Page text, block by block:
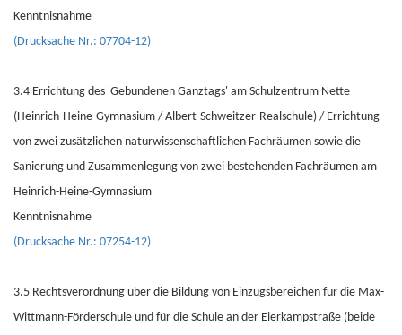
Kenntnisnahme
(Drucksache Nr.: 07704-12)
3.4 Errichtung des 'Gebundenen Ganztags' am Schulzentrum Nette
(Heinrich-Heine-Gymnasium / Albert-Schweitzer-Realschule) / Errichtung
von zwei zusätzlichen naturwissenschaftlichen Fachräumen sowie die
Sanierung und Zusammenlegung von zwei bestehenden Fachräumen am
Heinrich-Heine-Gymnasium
Kenntnisnahme
(Drucksache Nr.: 07254-12)
3.5 Rechtsverordnung über die Bildung von Einzugsbereichen für die Max-
Wittmann-Förderschule und für die Schule an der Eierkampstraße (beide